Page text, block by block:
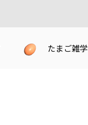
たまご雑学